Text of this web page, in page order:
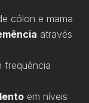
cólon e mama
através
frequência
em níveis